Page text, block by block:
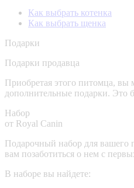
Как выбрать котенка
Как выбрать щенка
Подарки
Подарки продавца
Приобретая этого питомца, вы
дополнительные подарки. Это
Набор
от Royal Canin
Подарочный набор для вашего
вам позаботиться о нем с
В наборе вы найдете: